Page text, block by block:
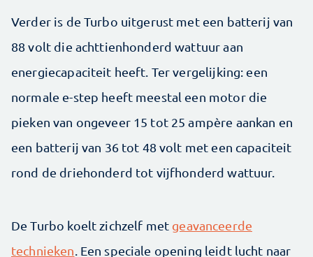
Verder is de Turbo uitgerust met een batterij van
88 volt die achttienhonderd wattuur aan
energiecapaciteit heeft. Ter vergelijking: een
normale e-step heeft meestal een motor die
pieken van ongeveer 15 tot 25 ampère aankan en
een batterij van 36 tot 48 volt met een capaciteit
rond de driehonderd tot vijfhonderd wattuur.
De Turbo koelt zichzelf met geavanceerde
technieken . Een speciale opening leidt lucht naar